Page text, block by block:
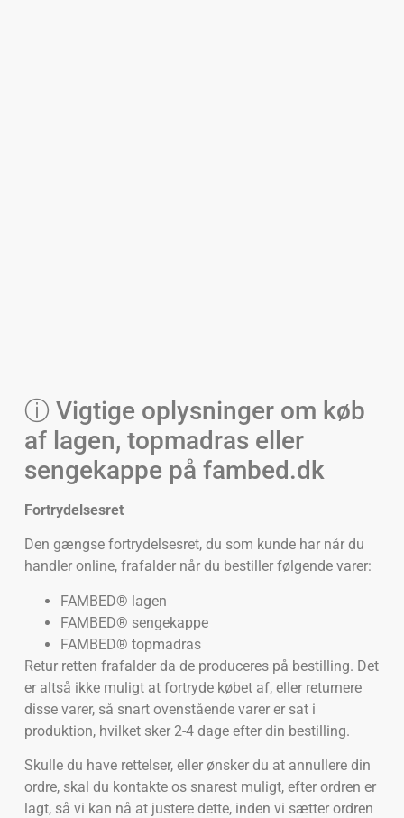
ⓘ Vigtige oplysninger om køb
af lagen, topmadras eller
sengekappe på fambed.dk
Fortrydelsesret
Den gængse fortrydelsesret, du som kunde har når du
handler online, frafalder når du bestiller følgende varer:
FAMBED® lagen
FAMBED® sengekappe
FAMBED® topmadras
Retur retten frafalder da de produceres på bestilling. Det
er altså ikke muligt at fortryde købet af, eller returnere
disse varer, så snart ovenstående varer er sat i
produktion, hvilket sker 2-4 dage efter din bestilling.
Skulle du have rettelser, eller ønsker du at annullere din
ordre, skal du kontakte os snarest muligt, efter ordren er
lagt, så vi kan nå at justere dette, inden vi sætter ordren